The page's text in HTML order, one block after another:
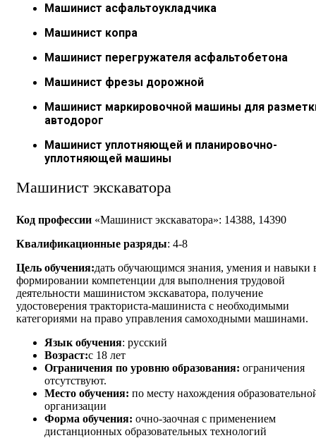
Машинист асфальтоукладчика
Машинист копра
Машинист перегружателя асфальтобетона
Машинист фрезы дорожной
Машинист маркировочной машины для
автодорог
Машинист уплотняющей и планировочно-
уплотняющей машины
Машинист экскаватора
Код профессии «Машинист экскаватора»: 14388, 14390
Квалификационные разряды: 4-8
Цель обучения:дать обучающимся знания, умения и навыки
формировании компетенции для выполнения трудовой
деятельности машинистом экскаватора, получение
удостоверения тракториста-машиниста с необходимыми
категориями на право управления самоходными машинами.
Язык обучения: русский
Возраст:с 18 лет
Ограничения по уровню образования: ограничения
отсутствуют.
Место обучения: по месту нахождения
организации
Форма обучения: очно-заочная с применением
дистанционных образовательных технологий